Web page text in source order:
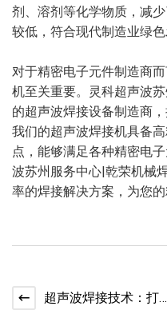
剂、溶剂等化学物质，减
较低，符合现代制造业绿色
对于精密电子元件制造商
机至关重要。灵科超声波
的超声波焊接设备制造商
我们的超声波焊接机具备
点，能够满足各种精密电
波苏州服务中心|乾荣机械
率的焊接解决方案，为您
超声波焊接技术：打